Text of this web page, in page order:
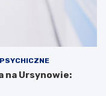
na Ursynowie: